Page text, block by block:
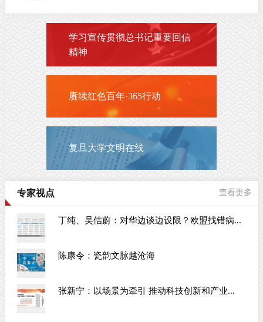
学习宣传贯彻总书记重要回信
精神
赓续红色百年·365行动
复旦大学文明在线
专家视点 查看更多
丁纯、吴佶蔚：对华边谈边设限？欧盟找错病...
陈康令：瓷韵文脉越沧海
张新宁：以场景为牵引 推动科技创新和产业...